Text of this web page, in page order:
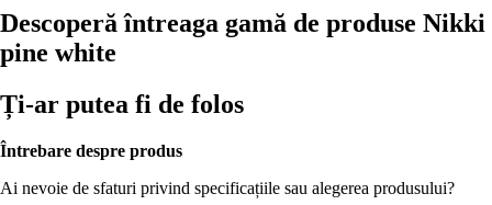
Descoperă întreaga gamă de produse Nikki
pine white
Ți-ar putea fi de folos
Întrebare despre produs
Ai nevoie de sfaturi privind specificațiile sau alegerea produsului?